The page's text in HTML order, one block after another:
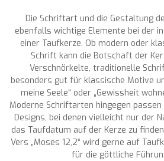
Die Schriftart und die Gestaltung
ebenfalls wichtige Elemente bei der
einer Taufkerze. Ob modern oder
Schrift kann die Botschaft der
Verschnörkelte, traditionelle
besonders gut für klassische Motive
meine Seele“ oder „Gewissheit
Moderne Schriftarten hingegen
Designs, bei denen vielleicht nur der
das Taufdatum auf der Kerze zu
Vers „Moses 12,2“ wird gerne auf
für die göttliche